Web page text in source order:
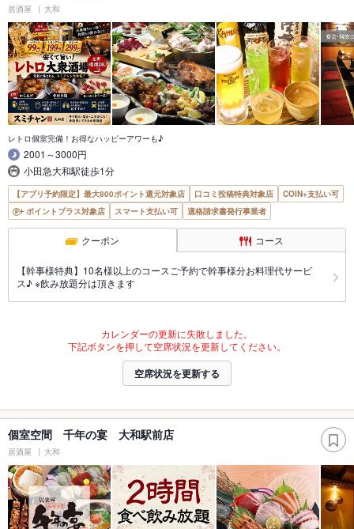
居酒屋 大和
レトロ個室完備！お得なハッピーアワーも♪
2001～3000円
小田急大和駅徒歩1分
【アプリ予約限定】最大800ポイント還元対象店 口コミ投稿特典対象店
COIN+支払い可
ポイントプラス対象店
スマート支払い可 適格請求書発行事業者
クーポン コース
【幹事様特典】10名様以上のコースご予約で幹事様分お料理代サービ
ス♪ ※飲み放題分は頂きます
カレンダーの更新に失敗しました。
下記ボタンを押して空席状況を更新してください。
空席状況を更新する
個室空間 千年の宴 大和駅前店
居酒屋 大和